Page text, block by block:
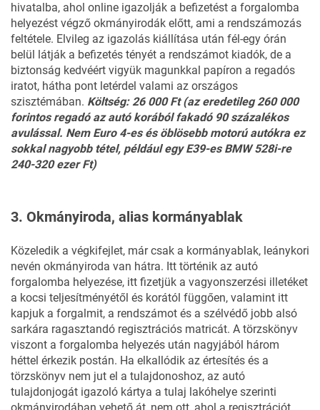
hivatalba, ahol online igazolják a befizetést a forgalomba
helyezést végző okmányirodák előtt, ami a rendszámozás
feltétele. Elvileg az igazolás kiállítása után fél-egy órán
belül látják a befizetés tényét a rendszámot kiadók, de a
biztonság kedvéért vigyük magunkkal papíron a regadós
iratot, hátha pont letérdel valami az országos
szisztémában. Költség: 26 000 Ft (az eredetileg 260 000
forintos regadó az autó korából fakadó 90 százalékos
avulással. Nem Euro 4-es és öblösebb motorú autókra ez
sokkal nagyobb tétel, például egyE39-es BMW 528i-re
240-320 ezer Ft)
3. Okmányiroda, alias kormányablak
Közeledik a végkifejlet, már csak a kormányablak, leánykori
nevén okmányiroda van hátra. Itt történik az autó
forgalomba helyezése, itt fizetjük a vagyonszerzési illetéket
a kocsi teljesítményétől és korától függően, valamint itt
kapjuk a forgalmit, a rendszámot és a szélvédő jobb alsó
sarkára ragasztandó regisztrációs matricát. A törzskönyv
viszont a forgalomba helyezés után nagyjából három
héttel érkezik postán. Ha elkallódik az értesítés és a
törzskönyv nem jut el a tulajdonoshoz, az autó
tulajdonjogát igazoló kártya a tulaj lakóhelye szerinti